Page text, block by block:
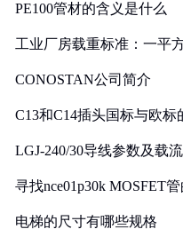
PE100管材的含义是什么
工业厂房载重标准：一平
CONOSTAN公司简介
C13和C14插头国标与欧
LGJ-240/30导线参数及载
寻找nce01p30k MOSFET
电梯的尺寸有哪些规格